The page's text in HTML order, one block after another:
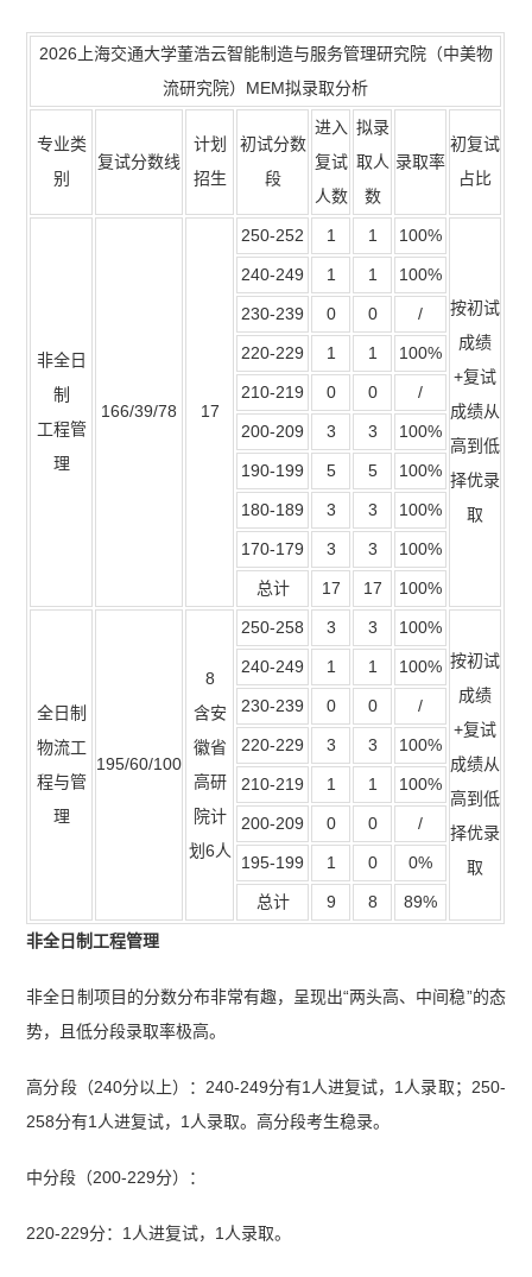
真题及详细解析汇总（2019-2026）】 【【复试干
货】2026MEM复试备考资料包】
2026上海交通大学董浩云智能制造与服务管理研究院（中美物
流研究院）MEM拟录取分析
专业类
别
复试分数线
计划
招生
初试分数
段
进入
复试
人数
拟录
取人
数
录取率
初复试
占比
非全日
制
工程管
理
166/39/78 17
250-252 1 1 100%
按初试
成绩
+复试
成绩从
高到低
择优录
取
240-249 1 1 100%
230-239 0 0 /
220-229 1 1 100%
210-219 0 0 /
200-209 3 3 100%
190-199 5 5 100%
180-189 3 3 100%
170-179 3 3 100%
总计 17 17 100%
全日制
物流工
程与管
理
195/60/100
8
含安
徽省
高研
院计
划6人
250-258 3 3
100%
按初试
成绩
+复试
成绩从
高到低
择优录
取
240-249 1 1 100%
230-239 0 0 /
220-229 3 3 100%
210-219 1 1 100%
200-209 0 0 /
195-199 1 0 0%
总计 9 8 89%
非全日制工程管理
非全日制项目的分数分布非常有趣，呈现出“两头高、中间稳”的态
势，且低分段录取率极高。
高分段（240分以上）：240-249分有1人进复试，1人录取；250-
258分有1人进复试，1人录取。高分段考生稳录。
中分段（200-229分）：
220-229分：1人进复试，1人录取。